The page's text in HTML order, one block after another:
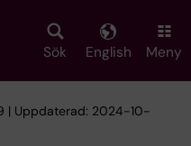
Sök English Meny
| Uppdaterad: 2024-10-